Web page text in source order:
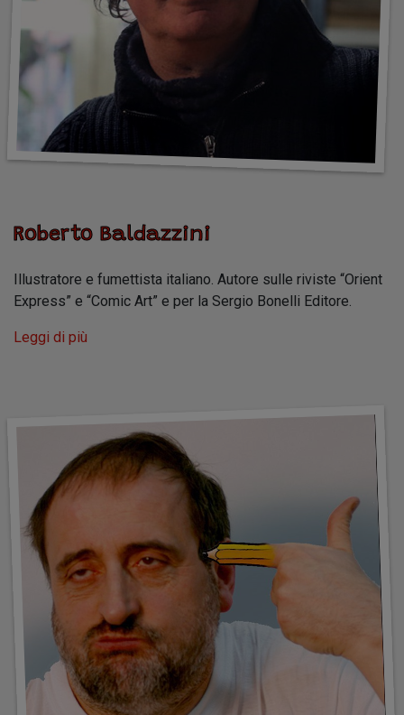
Roberto Baldazzini
Illustratore e fumettista italiano. Autore sulle riviste “Orient
Express” e “Comic Art” e per la Sergio Bonelli Editore.
Leggi di più